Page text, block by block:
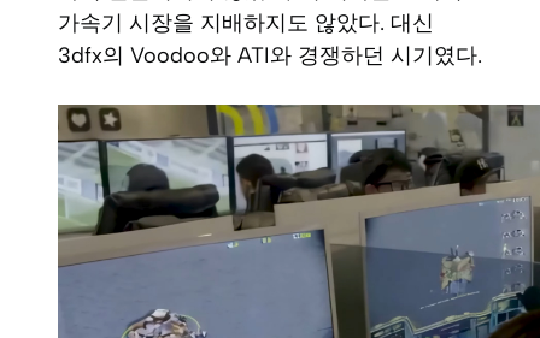
가속기 시장을 지배하지도 않았다. 대신
3dfx의 Voodoo와 ATI와 경쟁하던 시기였다.